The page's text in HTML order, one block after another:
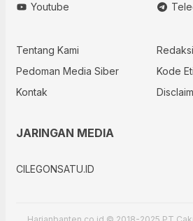
Youtube
Tentang Kami
Redaksi
Pedoman Media Siber
Kode
Kontak
JARINGAN MEDIA
CILEGONSATU.ID